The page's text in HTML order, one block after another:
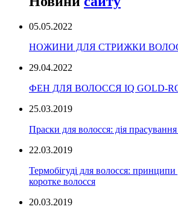
05.05.2022
НОЖИНИ ДЛЯ СТРИЖКИ
29.04.2022
ФЕН ДЛЯ ВОЛОССЯ IQ GOLD-
25.03.2019
Праски для волосся: дія
22.03.2019
Термобігуді для волосся:
коротке волосся
20.03.2019